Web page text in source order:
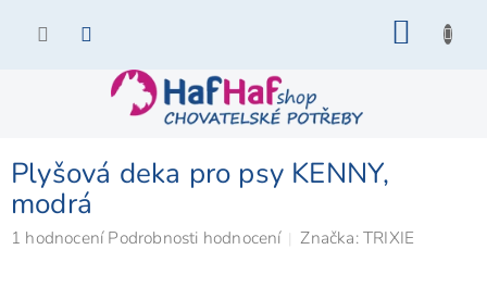
Plyšová deka pro psy KENNY,
modrá
Průměrné
1 hodnocení Podrobnosti hodnocení Značka:TRIXIE